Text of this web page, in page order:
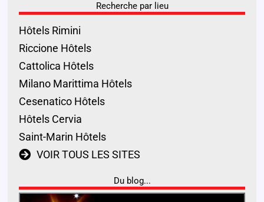
Recherche par lieu
Hôtels Rimini
Riccione Hôtels
Cattolica Hôtels
Milano Marittima Hôtels
Cesenatico Hôtels
Hôtels Cervia
Saint-Marin Hôtels
VOIR TOUS LES SITES
Du blog...